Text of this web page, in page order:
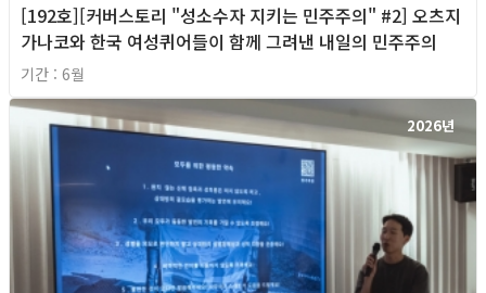
[192호][커버스토리 "성소수자 지키는 민주주의" #2] 오츠지
가나코와 한국 여성퀴어들이 함께 그려낸 내일의 민주주의
기간 : 6월
2026년